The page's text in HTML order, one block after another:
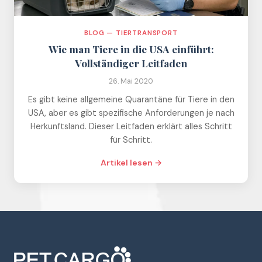
BLOG — TIERTRANSPORT
Wie man Tiere in die USA einführt:
Vollständiger Leitfaden
26. Mai 2020
Es gibt keine allgemeine Quarantäne für Tiere in den
USA, aber es gibt spezifische Anforderungen je nach
Herkunftsland. Dieser Leitfaden erklärt alles Schritt
für Schritt.
Artikel lesen →